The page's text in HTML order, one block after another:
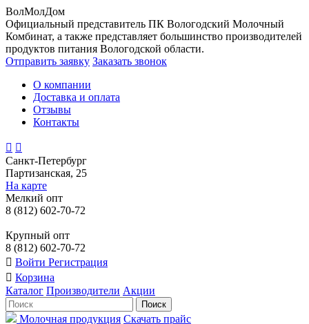
ВолМолДом
Официальный представитель ПК Вологодский Молочный
Комбинат, а также представляет большинство производителей
продуктов питания Вологодской области.
Отправить заявку Заказать звонок
О компании
Доставка и оплата
Отзывы
Контакты
Санкт-Петербург
Партизанская, 25
На карте
Мелкий опт
8 (812) 602-70-72
Крупный опт
8 (812) 602-70-72
Войти Регистрация
Корзина
Каталог Производители Акции
Молочная продукция Скачать прайс